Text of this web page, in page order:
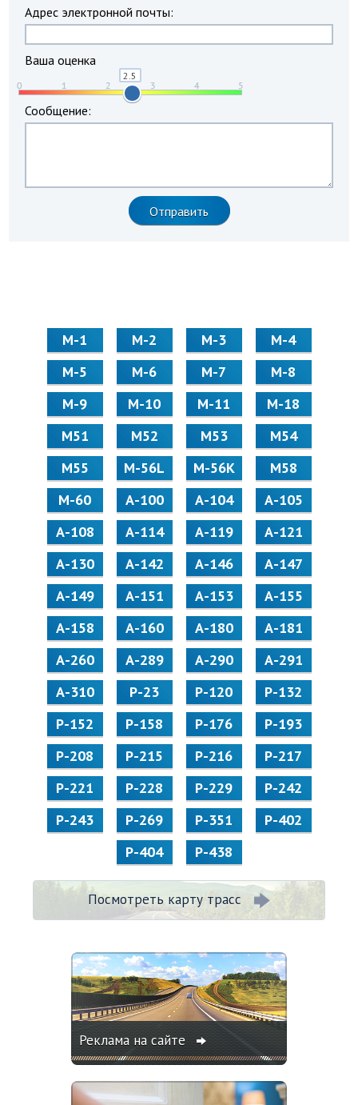
Адрес электронной почты:
Ваша оценка
Сообщение:
М-1 М-2 М-3
М-4
М-5
М-6 М-7
М-8
М-9
М-10 М-11
М-18
М51
М52 М53
М54
М55
M-56L M-56K
М58
M-60
А-100 А-104
А-105
А-108
А-114 А-119
А-121
А-130
А-142 А-146
А-147
А-149
А-151 А-153
А-155
А-158
А-160 А-180
А-181
А-260
А-289 А-290
А-291
А-310
Р-23 Р-120
Р-132
Р-152
Р-158 Р-176
Р-193
Р-208
Р-215 Р-216
Р-217
Р-221
Р-228 Р-229
Р-242
Р-243
Р-269 Р-351
Р-402
Р-404
Р-438
Посмотреть карту трасс
Реклама на сайте